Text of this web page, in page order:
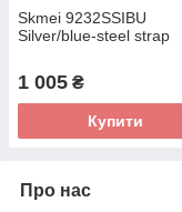
Skmei 9232SSIBU
Silver/blue-steel strap
1 005 ₴
Купити
Про нас